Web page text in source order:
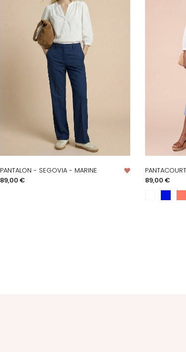
PANTALON - SEGOVIA - MARINE
Prix
89,00 €
Prix
89,00 €